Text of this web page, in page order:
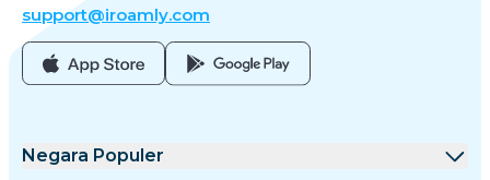
support@iroamly.com
Negara Populer